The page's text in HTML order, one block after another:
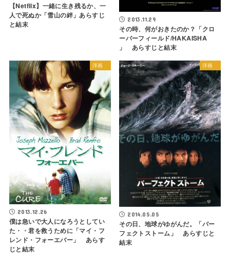
【Netflix】一緒に生き残るか、一
人で死ぬか「雪山の絆」あらすじ
と結末
2013.11.29
その時、何がおきたのか？「クロ
ーバーフィールド/HAKAISHA
」 あらすじと結末
洋画
2013.12.26
僕は急いで大人になろうとしてい
た・・君を救うために「マイ・フ
レンド・フォーエバー」 あらす
じと結末
洋画
2014.05.05
その日、地球がゆがんだ。「パー
フェクトストーム」 あらすじと
結末